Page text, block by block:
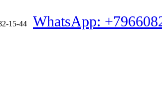
15-44 WhatsApp: